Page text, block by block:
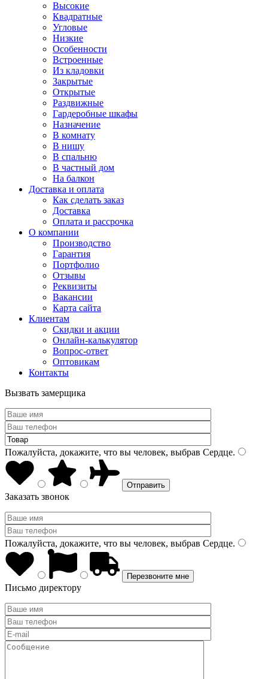
Высокие
Квадратные
Угловые
Низкие
Особенности
Встроенные
Из кладовки
Закрытые
Открытые
Раздвижные
Гардеробные шкафы
Назначение
В комнату
В нишу
В спальню
В частный дом
На балкон
Доставка и оплата
Как сделать заказ
Доставка
Оплата и рассрочка
О компании
Производство
Гарантия
Портфолио
Отзывы
Реквизиты
Вакансии
Карта сайта
Клиентам
Скидки и акции
Онлайн-калькулятор
Вопрос-ответ
Оптовикам
Контакты
Вызвать замерщика
Пожалуйста, докажите, что вы человек, выбрав Сердце.
Заказать звонок
Пожалуйста, докажите, что вы человек, выбрав Сердце.
Письмо директору